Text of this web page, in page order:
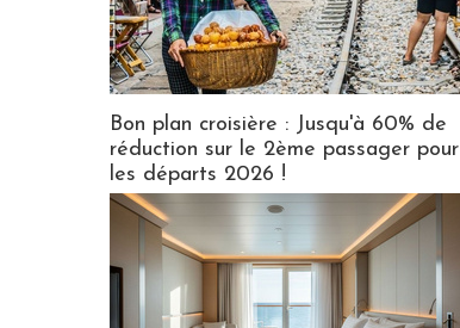
Bon plan croisière : Jusqu'à 60% de
réduction sur le 2ème passager pour
les départs 2026 !